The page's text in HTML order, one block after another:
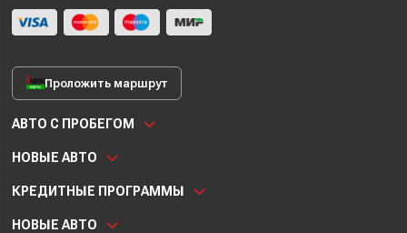
Проложить маршрут
АВТО С ПРОБЕГОМ
НОВЫЕ АВТО
КРЕДИТНЫЕ ПРОГРАММЫ
НОВЫЕ АВТО